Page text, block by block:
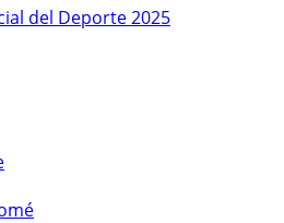
del Deporte 2025